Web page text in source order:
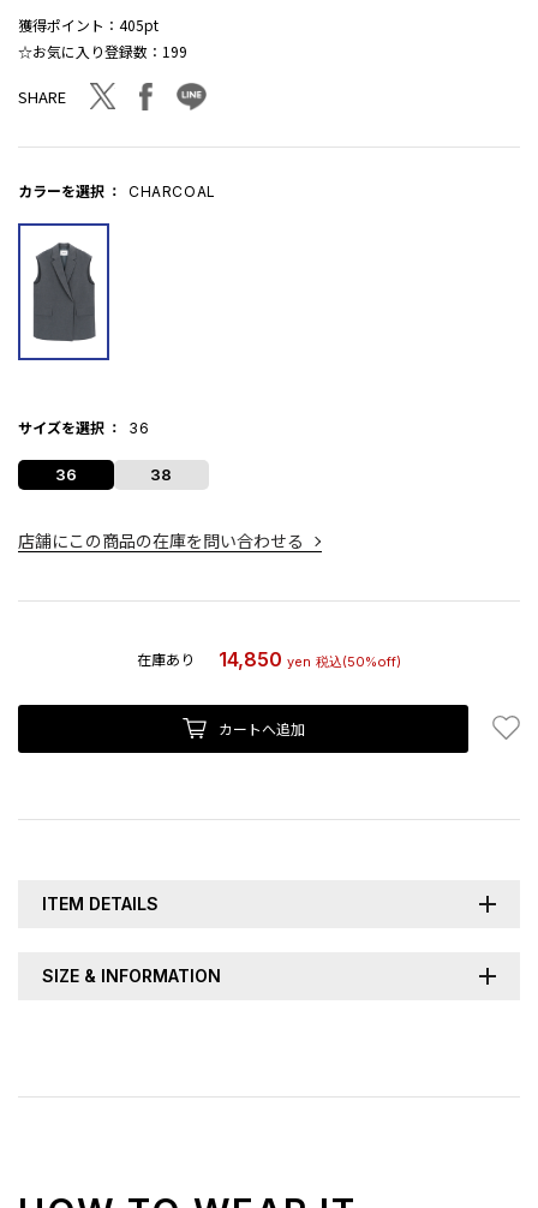
獲得ポイント： 405pt
☆お気に入り登録数： 199
SHARE twitterfacebookline
カラーを選択 CHARCOAL
サイズを選択 36
36 38
店舗にこの商品の在庫を問い合わせる
在庫あり 14,850 yen 税込(50%off)
カートへ追加
ITEM DETAILS
SIZE & INFORMATION